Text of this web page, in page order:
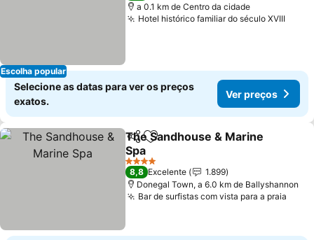
Escolha popular
a 0.1 km de Centro da cidade
Hotel histórico familiar do século XVIIIVer
Selecione as datas para ver os preços
exatos.
Ver preços
PartilharAdicionar aos favoritos
The Sandhouse & Marine
Spa
Ver preços
4 Estrelas
8,8 Excelente
1.899
Donegal Town, a 6.0 km de Ballyshannon
Bar de surfistas com vista para a praia